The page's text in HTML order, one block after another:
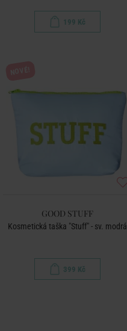
199 Kč
GOOD STUFF
Kosmetická taška "Stuff" - sv. modrá
399 Kč